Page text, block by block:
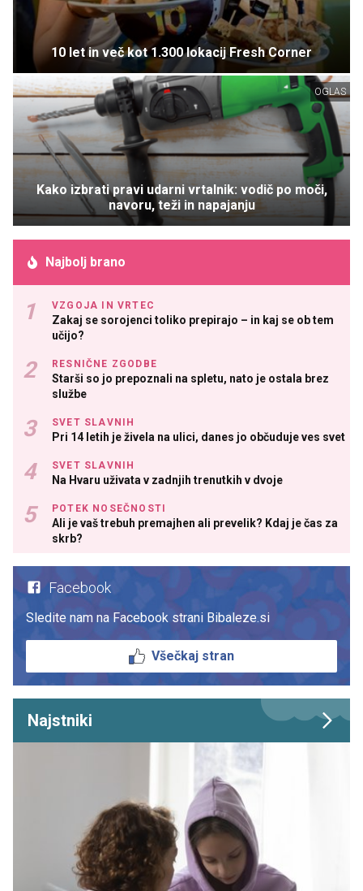
10 let in več kot 1.300 lokacij Fresh Corner
OGLAS
Kako izbrati pravi udarni vrtalnik: vodič po moči,
navoru, teži in napajanju
Najbolj brano
VZGOJA IN VRTEC
Zakaj se sorojenci toliko prepirajo – in kaj se ob tem
učijo?
RESNIČNE ZGODBE
Starši so jo prepoznali na spletu, nato je ostala brez
službe
SVET SLAVNIH
Pri 14 letih je živela na ulici, danes jo občuduje ves svet
SVET SLAVNIH
Na Hvaru uživata v zadnjih trenutkih v dvoje
POTEK NOSEČNOSTI
Ali je vaš trebuh premajhen ali prevelik? Kdaj je čas za
skrb?
Facebook
Sledite nam na Facebook strani Bibaleze.si
Všečkaj stran
Najstniki